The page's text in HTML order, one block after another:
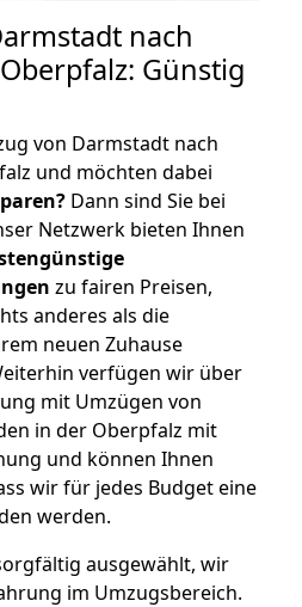
nach
Günstig
von Darmstadt nach
und möchten dabei
Dann sind Sie bei
Netzwerk bieten Ihnen
zu fairen Preisen,
anderes als die
neuen Zuhause
verfügen wir über
mit Umzügen von
in der Oberpfalz mit
und können Ihnen
wir für jedes Budget eine
werden.
ausgewählt, wir
im Umzugsbereich.